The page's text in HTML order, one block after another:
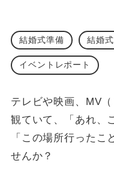
結婚式準備 結婚
イベントレポート
テレビや映画、MV
観ていて、「あれ、
「この場所行ったこ
せんか？